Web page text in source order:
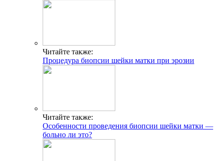
Читайте также:
Процедура биопсии шейки матки при эрозии
Читайте также:
Особенности проведения биопсии шейки матки —
больно ли это?